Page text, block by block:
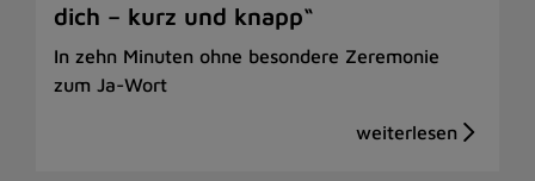
dich – kurz und knapp“
In zehn Minuten ohne besondere Zeremonie
zum Ja-Wort